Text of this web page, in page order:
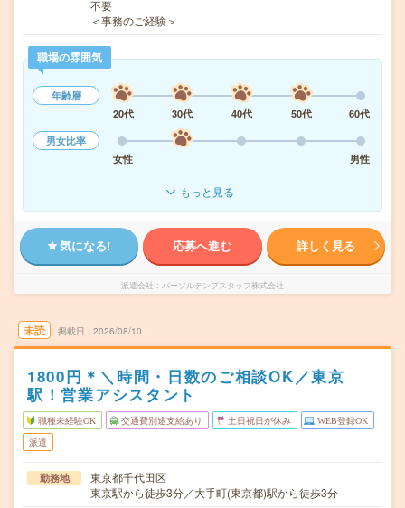
不要
＜事務のご経験＞
職場の雰囲気
年齢層
20代
30代 40代 50代
60代
男女比率
女性
男性
もっと見る
気になる! 応募へ進む 詳しく見る
派遣会社 パーソルテンプスタッフ株式会社
未読 掲載日 2026/08/10
1800円＊＼時間・日数のご相談OK／東京
駅！営業アシスタント
職種未経験OK 交通費別途支給あり 土日祝日が休み WEB登録OK
派遣
勤務地
東京都千代田区
東京駅から徒歩3分／大手町(東京都)駅から徒歩3分